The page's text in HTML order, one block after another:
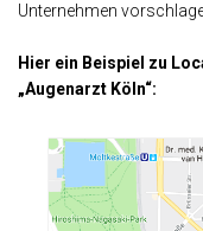
Unternehmen
Hier ein Beispiel zu
„Augenarzt Köln“: